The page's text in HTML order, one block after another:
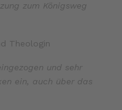
zum Königsweg
Theologin
und sehr
ein, auch über das